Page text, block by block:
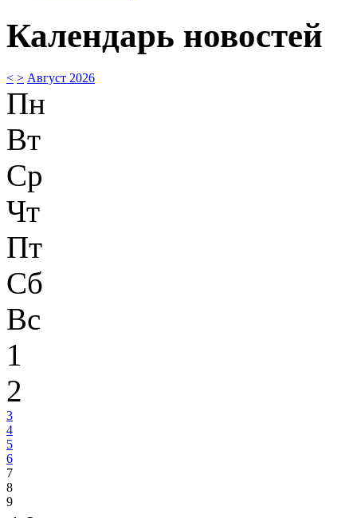
Календарь новостей
< > Август 2026
Пн
Вт
Ср
Чт
Пт
Сб
Вс
1
2
3
4
5
6
7
8
9